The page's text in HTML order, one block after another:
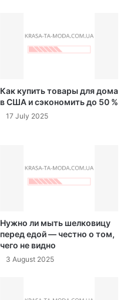
Как купить товары для дома
в США и сэкономить до 50 %
17 July 2025
Нужно ли мыть шелковицу
перед едой — честно о том,
чего не видно
3 August 2025